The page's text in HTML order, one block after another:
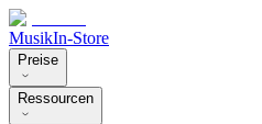
MusikIn-Store
Preise
Ressourcen